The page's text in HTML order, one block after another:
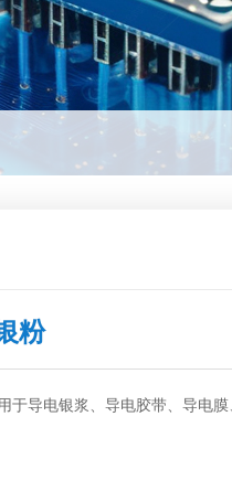
粉
于导电银浆、导电胶带、导电